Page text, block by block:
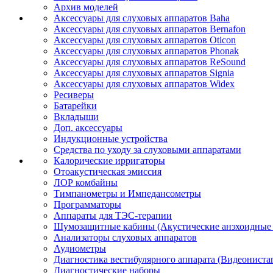
Архив моделей
Аксессуары для слуховых аппаратов Baha
Аксессуары для слуховых аппаратов Bernafon
Аксессуары для слуховых аппаратов Oticon
Аксессуары для слуховых аппаратов Phonak
Аксессуары для слуховых аппаратов ReSound
Аксессуары для слуховых аппаратов Signia
Аксессуары для слуховых аппаратов Widex
Ресиверы
Батарейки
Вкладыши
Доп. аксессуары
Индукционные устройства
Средства по уходу за слуховыми аппаратами
Калорические ирригаторы
Отоакустическая эмиссия
ЛОР комбайны
Тимпанометры и Импедансометры
Программаторы
Аппараты для ТЭС-терапии
Шумозащитные кабины (Акустические
Анализаторы слуховых аппаратов
Аудиометры
Диагностика вестибулярного аппарата
Диагностические наборы